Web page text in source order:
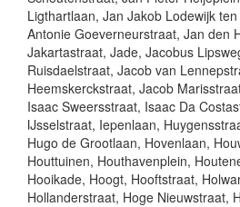
Ligthartlaan, Jan Jakob Lodewijk
Antonie Goeverneurstraat, Jan den
Jakartastraat, Jade, Jacobus
Ruisdaelstraat, Jacob van
Heemskerckstraat, Jacob
Isaac Sweersstraat, Isaac Da
IJsselstraat, Iepenlaan,
Hugo de Grootlaan, Hovenlaan,
Houttuinen, Houthavenplein,
Hooikade, Hoogt, Hooftstraat,
Hollanderstraat, Hoge Nieuwstraat,